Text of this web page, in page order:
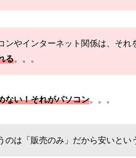
ンやインターネット関係は、それ
る。。。
ない！それがパソコン。。。
のは「販売のみ」だから安いとい